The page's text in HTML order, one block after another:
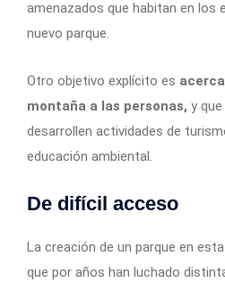
amenazados que habitan en los
nuevo parque.
Otro objetivo explícito es
montaña a las personas, y
desarrollen actividades de
educación ambiental.
De difícil acceso
La creación de un parque en
que por años han luchado